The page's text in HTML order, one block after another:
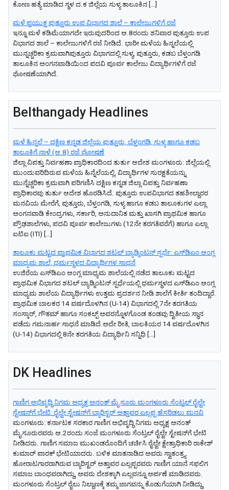
ಕೋಣ ಹತ್ಯೆ ಮಾಡಿದ ಸ್ಥಳ ದ.ಕ ಜಿಲ್ಲೆಯ ಸುಳ್ಯ ತಾಲೂಕಿನ […]
ಮಳೆ ಪ್ರಯುಕ್ತ ಪುತ್ತೂರು ಉಪ ವಿಭಾಗದ ಶಾಲೆ – ಕಾಲೇಜುಗಳಿಗೆ ರಜೆ
ಇನ್ನೂ ಮಳೆ ಕಡಿಮೆಯಾಗದೇ ಇರುವುದರಿಂದ ಆ.8ರಂದು ಶನಿವಾರ ಪುತ್ತೂರು ಉಪ
ವಿಭಾಗದ ಶಾಲೆ – ಕಾಲೇಜುಗಳಿಗೆ ರಜೆ ನೀಡಿದೆ. ಭಾರೀ ಮಳೆಯ ಹಿನ್ನಲೆಯಲ್ಲಿ
ಮುನ್ನಚ್ಚರಿಕಾ ಕ್ರಮವಾಗಿಪುತ್ತೂರು ವಿಭಾಗದಲ್ಲಿ ಸುಳ್ಯ, ಪುತ್ತೂರು, ಕಡಬ ಬೆಳ್ತಂಗಡಿ
ತಾಲೂಕಿನ ಅಂಗನವಾಡಿಯಿಂದ ಪದವಿ ಪೂರ್ವ ಕಾಲೇಜು ವಿದ್ಯಾರ್ಥಿಗಳಿಗೆ ರಜೆ
ಘೋಷಣೆಯಾಗಿದೆ.
Belthangady Headlines
ಮಳೆ ಹಿನ್ನಲೆ – ದಕ್ಷಿಣ ಕನ್ನಡ ಜಿಲ್ಲೆಯ ಪುತ್ತೂರು, ಬೆಳ್ತಂಗಡಿ, ಸುಳ್ಯ ಹಾಗೂ ಕಡಬ
ತಾಲೂಕಿಗೆ ನಾಳೆ (ಆ.8) ರಜೆ ಘೋಷಣೆ
ಜಿಲ್ಲಾ ವಿಪತ್ತು ನಿರ್ವಹಣಾ ಪ್ರಾಧಿಕಾರದಿಂದ ತುರ್ತು ಆದೇಶ ​ಮಂಗಳೂರು: ಜಿಲ್ಲೆಯಲ್ಲಿ
ಮುಂದುವರಿದಿರುವ ಮಳೆಯ ಹಿನ್ನೆಲೆಯಲ್ಲಿ, ವಿದ್ಯಾರ್ಥಿಗಳ ಸುರಕ್ಷತೆಯನ್ನು
ಮುನ್ನೆಚ್ಚರಿಕಾ ಕ್ರಮವಾಗಿ ಪರಿಗಣಿಸಿ ದಕ್ಷಿಣ ಕನ್ನಡ ಜಿಲ್ಲಾ ವಿಪತ್ತು ನಿರ್ವಹಣಾ
ಪ್ರಾಧಿಕಾರವು ತುರ್ತು ಆದೇಶ ಹೊರಡಿಸಿದೆ. ​ಪುತ್ತೂರು ಉಪವಿಭಾಗದ ತಹಶೀಲ್ದಾರರ
ಮನವಿಯ ಮೇರೆಗೆ, ಪುತ್ತೂರು, ಬೆಳ್ತಂಗಡಿ, ಸುಳ್ಯ ಹಾಗೂ ಕಡಬ ತಾಲೂಕುಗಳ ಎಲ್ಲಾ
ಅಂಗನವಾಡಿ ಕೇಂದ್ರಗಳು, ಸರ್ಕಾರಿ, ಅನುದಾನಿತ ಮತ್ತು ಖಾಸಗಿ ಪ್ರಾಥಮಿಕ ಹಾಗೂ
ಪ್ರೌಢಶಾಲೆಗಳು, ಪದವಿ ಪೂರ್ವ ಕಾಲೇಜುಗಳು (12ನೇ ತರಗತಿವರೆಗೆ) ಹಾಗೂ ಎಲ್ಲಾ
ಐಟಿಐ (ITI) […]
ತಾಲೂಕು ಮಟ್ಟದ ಪ್ರಾಥಮಿಕ ವಿಭಾಗದ ಶಟಲ್ ಬ್ಯಾಡ್ಮಿಂಟನ್ ಸ್ಪರ್ಧೆ: ಎಸ್‌ಡಿಎಂ ಆಂಗ್ಲ
ಮಾಧ್ಯಮ ಶಾಲೆ, ಧರ್ಮಸ್ಥಳದ ವಿದ್ಯಾರ್ಥಿಗಳ ಸಾಧನೆ
ಉಜಿರೆಯ ಎಸ್‌ಡಿಎಂ ಆಂಗ್ಲ ಮಾಧ್ಯಮ ಶಾಲೆಯಲ್ಲಿ ನಡೆದ ತಾಲೂಕು ಮಟ್ಟದ
ಪ್ರಾಥಮಿಕ ವಿಭಾಗದ ಶಟಲ್ ಬ್ಯಾಡ್ಮಿಂಟನ್ ಸ್ಪರ್ಧೆಯಲ್ಲಿ ಧರ್ಮಸ್ಥಳದ ಎಸ್‌ಡಿಎಂ ಆಂಗ್ಲ
ಮಾಧ್ಯಮ ಶಾಲೆಯ ವಿದ್ಯಾರ್ಥಿಗಳು ಉತ್ತಮ ಪ್ರದರ್ಶನ ನೀಡಿ ಶಾಲೆಗೆ ಕೀರ್ತಿ ತಂದಿದ್ದಾರೆ.
ಪ್ರಾಥಮಿಕ ಬಾಲಕರ 14 ವರ್ಷದೊಳಗಿನ (U-14) ವಿಭಾಗದಲ್ಲಿ 7ನೇ ತರಗತಿಯ
ಸಂಸ್ಕಾರ್, ಗೌತಮ್ ಹಾಗೂ ಸಂಕಲ್ಪ್ ಅವರನ್ನೊಳಗೊಂಡ ತಂಡವು ದ್ವಿತೀಯ ಸ್ಥಾನ
ಪಡೆದು ಗಮನಾರ್ಹ ಸಾಧನೆ ಮಾಡಿದೆ.ಅದೇ ರೀತಿ, ಬಾಲಕಿಯರ 14 ವರ್ಷದೊಳಗಿನ
(U-14) ವಿಭಾಗದಲ್ಲಿ 8ನೇ ತರಗತಿಯ ವಿದ್ಯಾರ್ಥಿನಿ ಸನ್ನಿಧಿ […]
DK Headlines
ಗಾಣಿಗ ಅಭಿವೃದ್ಧಿ ನಿಗಮ ಅಧ್ಯಕ್ಷ‌ ಅನಂತ್‌ ಮೈಸೂರು ಮಂಗಳೂರು ಸೆಂಟ್ರಲ್‌ ರೈಲ್ವೇ
ಸ್ಟೇಷನ್‌ಗೆ ಭೇಟಿ: ರೈಲ್ವೇ ಸ್ಟೇಷನ್‌ಗೆ ಬ್ಯಾರಿಸ್ಟರ್‌ ಅತ್ತಾವರ ಎಲ್ಲಪ್ಪ ಹೆಸರಿಡಲು ಮನವಿ
ಮಂಗಳೂರು: ಕರ್ನಾಟಕ ಸರಕಾರ ಗಾಣಿಗ ಅಭಿವೃದ್ಧಿ ನಿಗಮ ಅಧ್ಯಕ್ಷ‌ ಅನಂತ್‌
ಮೈಸೂರುರವರು ಆ.2ರಂದು ಸಂಜೆ ಮಂಗಳೂರು ಸೆಂಟ್ರಲ್‌ ರೈಲ್ವೇ ಸ್ಟೇಷನ್‌ಗೆ ಭೇಟಿ
ನೀಡಿದರು. ಗಾಣಿಗ ಸಮಾಜ ಮುಖಂಡರೊಂದಿಗೆ ಚರ್ಚಿಸಿ ರೈಲ್ವೇ ಕ್ಷೇತ್ರಾಧಿಕಾರಿ ರಾಕೇಶ್‌
ಕುಮಾರ್‌ ಪಾರಕ್‌ ಭೇಟಿಯಾದರು. ಬಳಿಕ ಮಾತನಾಡಿದ ಅವರು ಸ್ವಾತಂತ್ರ್ಯ
ಹೋರಾಟಗಾರರಾಗಿರುವ ಬ್ಯಾರಿಸ್ಟರ್‌ ಅತ್ತಾವರ ಎಲ್ಲಪ್ಪರವರು ಗಾಣಿಗ ಯಾನೆ ಸಫಲಿಗ
ಸಮಾಜ ಬಾಂಧವರಾಗಿದ್ದು, ಅವರು ದೇಶಕ್ಕಾಗಿ ಎಲ್ಲವನ್ನೂ ಅರ್ಪಣೆ ಮಾಡಿದವರು.
ಮಂಗಳೂರು ಸೆಂಟ್ರಲ್‌ ರೈಲು ನಿಲ್ದಾಣಕ್ಕೆ ತಮ್ಮ ಜಾಗವನ್ನು ಕೊಡುಗೆಯಾಗಿ ನೀಡಿದ್ದು,